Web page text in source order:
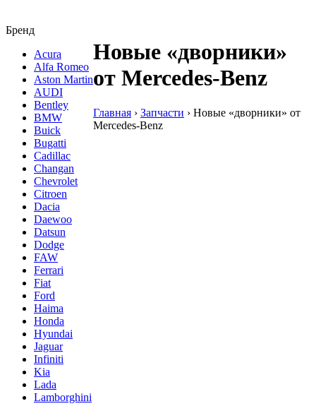
Бренд
Acura
Alfa Romeo
Aston Martin
AUDI
Bentley
BMW
Buick
Bugatti
Cadillac
Changan
Chevrolet
Citroen
Dacia
Daewoo
Datsun
Dodge
FAW
Ferrari
Fiat
Ford
Haima
Honda
Hyundai
Jaguar
Infiniti
Kia
Lada
Lamborghini
Новые «дворники»
от Mercedes-Benz
Главная › Запчасти › Новые «дворники» от
Mercedes-Benz